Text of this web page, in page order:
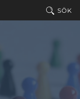
SÖK